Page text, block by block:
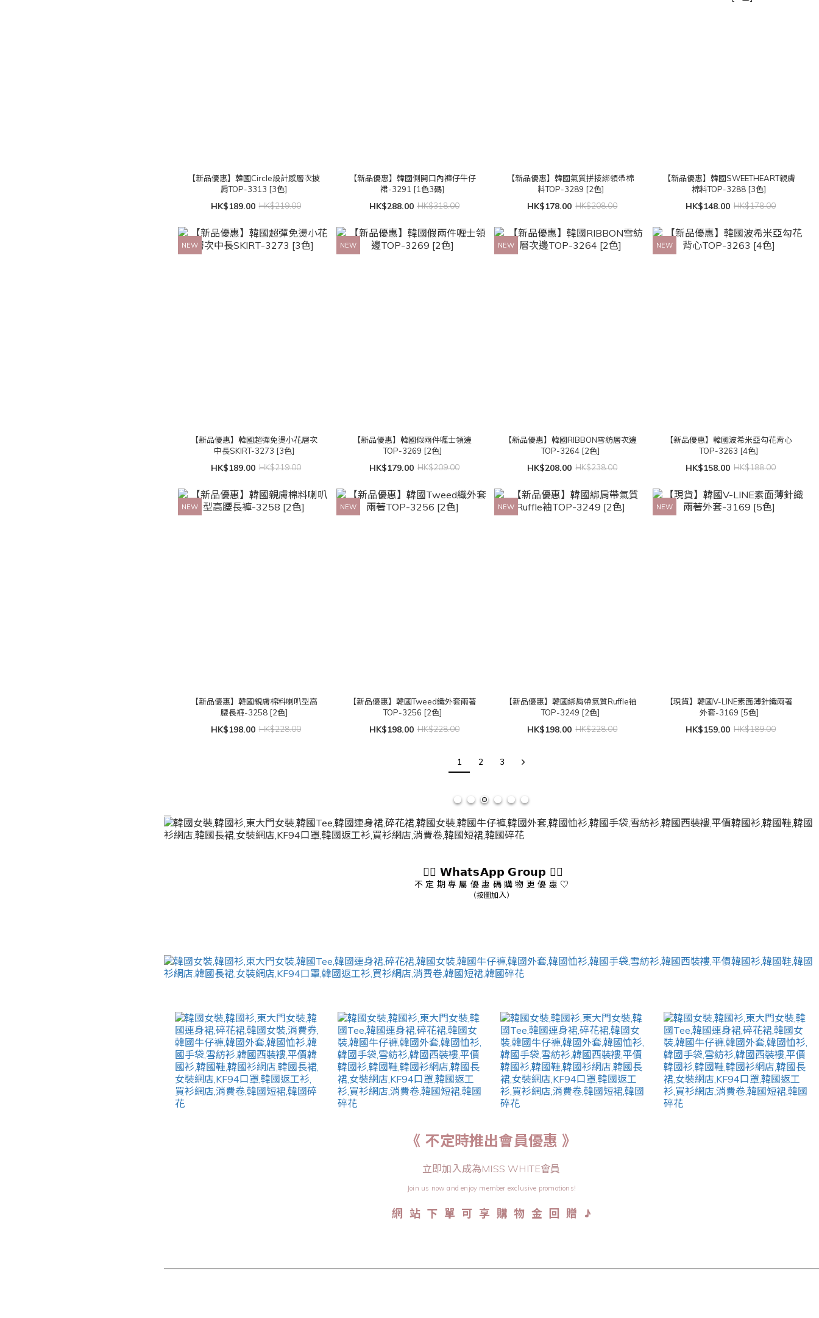
【新品優惠】韓國Circle設計感層次披
肩TOP-3313 [3色]
HK$189.00 HK$219.00
【新品優惠】韓國側開口內褲仔牛仔
裙-3291 [1色3碼]
HK$288.00 HK$318.00
【新品優惠】韓國氣質拼接綁領帶棉
料TOP-3289 [2色]
HK$178.00 HK$208.00
【新品優惠】韓國SWEETHEART親膚
棉料TOP-3288 [3色]
HK$148.00 HK$178.00
NEW
【新品優惠】韓國超彈免燙小花層次
中長SKIRT-3273 [3色]
HK$189.00 HK$219.00
NEW
【新品優惠】韓國假兩件喱士領邊
TOP-3269 [2色]
HK$179.00 HK$209.00
NEW
【新品優惠】韓國RIBBON雪紡層次邊
TOP-3264 [2色]
HK$208.00 HK$238.00
NEW
【新品優惠】韓國波希米亞勾花背心
TOP-3263 [4色]
HK$158.00 HK$188.00
NEW
【新品優惠】韓國親膚棉料喇叭型高
腰長褲-3258 [2色]
HK$198.00 HK$228.00
NEW
【新品優惠】韓國Tweed織外套兩著
TOP-3256 [2色]
HK$198.00 HK$228.00
NEW
【新品優惠】韓國綁肩帶氣質Ruffle袖
TOP-3249 [2色]
HK$198.00 HK$228.00
NEW
【現貨】韓國V-LINE素面薄針織兩著
外套-3169 [5色]
HK$159.00 HK$189.00
1 2 3
👇🏻 𝗪𝗵𝗮𝘁𝘀𝗔𝗽𝗽 𝗚𝗿𝗼𝘂𝗽 👇🏻
不 定 期 專 屬 優 惠 碼 購 物 更 優 惠 ♡
（按圖加入）
《 不定時推出會員優惠 》
立即加入成為MISS WHITE會員
Join us now and enjoy member exclusive promotions!
網 站 下 單 可 享 購 物 金 回 贈 ♪